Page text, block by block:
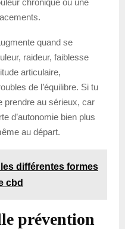
quand se
raideur, faiblesse
articulaire,
de l’équilibre. Si tu
prendre au sérieux, car
d’autonomie bien plus
au départ.
différentes formes
cbd
prévention